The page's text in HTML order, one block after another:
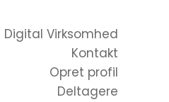
Digital Virksomhed
Kontakt
Opret profil
Deltagere